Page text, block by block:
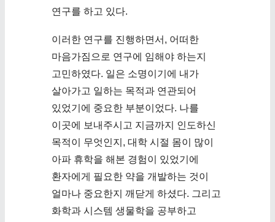
연구를 하고 있다.
이러한 연구를 진행하면서, 어떠한
마음가짐으로 연구에 임해야 하는지
고민하였다. 일은 소명이기에 내가
살아가고 일하는 목적과 연관되어
있었기에 중요한 부분이었다. 나를
이곳에 보내주시고 지금까지 인도하신
목적이 무엇인지, 대학 시절 몸이 많이
아파 휴학을 해본 경험이 있었기에
환자에게 필요한 약을 개발하는 것이
얼마나 중요한지 깨닫게 하셨다. 그리고
화학과 시스템 생물학을 공부하고